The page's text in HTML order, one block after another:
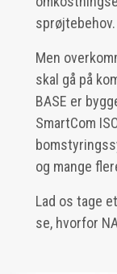
sprøjtebehov.
Men
skal gå på
BASE er
SmartCom
og mange
Lad os tage
se, hvorfor